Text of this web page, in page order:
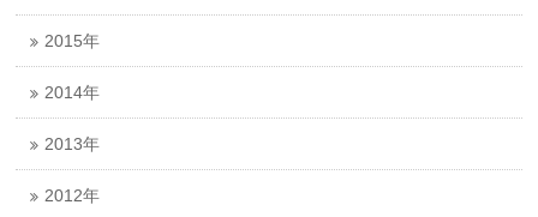
2015年
2014年
2013年
2012年